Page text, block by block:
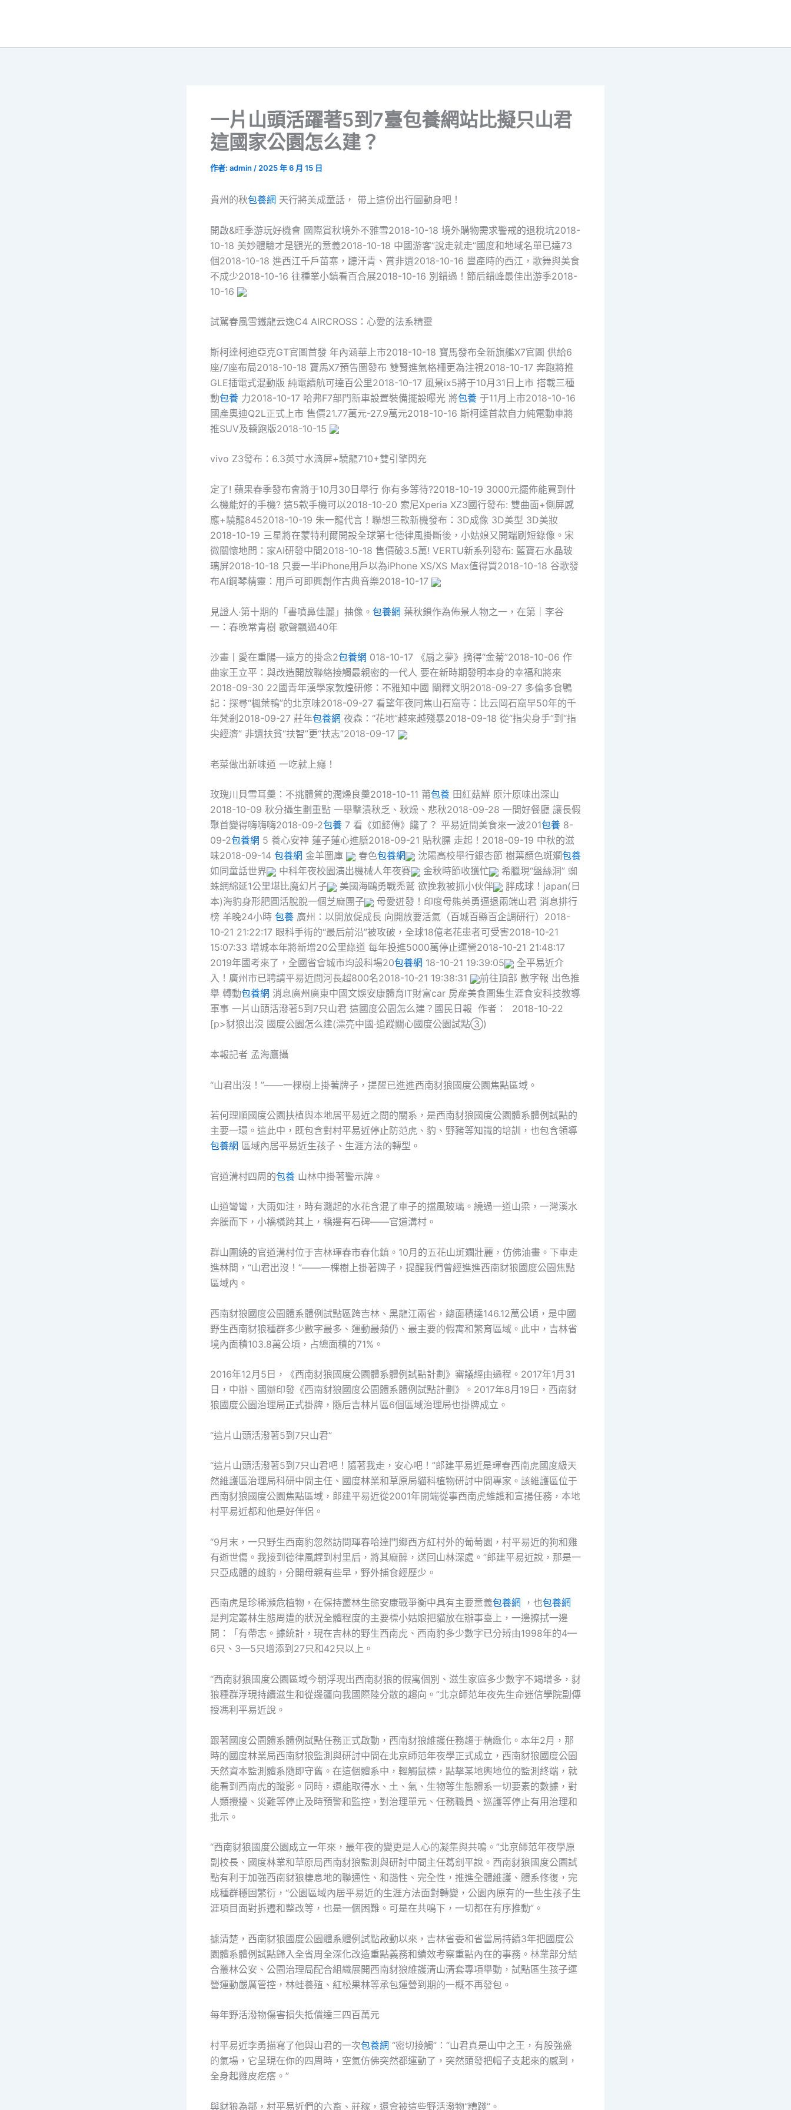
一片山頭活躍著5到7臺包養網站比擬只山君
這國家公園怎么建？
作者: admin / 2025 年 6 月 15 日
貴州的秋包養網 天行將美成童話， 帶上這份出行圖動身吧！
開啟&旺季游玩好機會 國際賞秋境外不雅雪2018-10-18 境外購物需求警戒的退稅坑2018-
10-18 美妙體驗才是觀光的意義2018-10-18 中國游客”說走就走”國度和地域名單已達73
個2018-10-18 進西江千戶苗寨，聽汗青、賞非遺2018-10-16 豐產時的西江，歌舞與美食
不成少2018-10-16 往種業小鎮看百合展2018-10-16 別錯過！節后錯峰最佳出游季2018-
10-16
試駕春風雪鐵龍云逸C4 AIRCROSS：心愛的法系精靈
斯柯達柯迪亞克GT官圖首發 年內涵華上市2018-10-18 寶馬發布全新旗艦X7官圖 供給6
座/7座布局2018-10-18 寶馬X7預告圖發布 雙腎進氣格柵更為注視2018-10-17 奔跑將推
GLE插電式混動版 純電續航可達百公里2018-10-17 風景ix5將于10月31日上市 搭載三種
動包養 力2018-10-17 哈弗F7部門新車設置裝備擺設曝光 將包養 于11月上市2018-10-16
國產奧迪Q2L正式上市 售價21.77萬元-27.9萬元2018-10-16 斯柯達首款自力純電動車將
推SUV及轎跑版2018-10-15
vivo Z3發布：6.3英寸水滴屏+驍龍710+雙引擎閃充
定了! 蘋果春季發布會將于10月30日舉行 你有多等待?2018-10-19 3000元擺佈能買到什
么機能好的手機? 這5款手機可以2018-10-20 索尼Xperia XZ3國行發布: 雙曲面+側屏感
應+驍龍8452018-10-19 朱一龍代言！聯想三款新機發布：3D成像 3D美型 3D美妝
2018-10-19 三星將在蒙特利爾開設全球第七德律風掛斷後，小姑娘又開端刷短錄像。宋
微關懷地問：家AI研發中間2018-10-18 售價破3.5萬! VERTU新系列發布: 藍寶石水晶玻
璃屏2018-10-18 只要一半iPhone用戶以為iPhone XS/XS Max值得買2018-10-18 谷歌發
布AI鋼琴精靈：用戶可即興創作古典音樂2018-10-17
見證人·第十期的「書噴鼻佳麗」抽像。 包養網 葉秋鎖作為佈景人物之一，在第｜李谷
一：春晚常青樹 歌聲飄過40年
沙畫丨愛在重陽—遠方的掛念2包養網 018-10-17 《扇之夢》摘得“金菊”2018-10-06 作
曲家王立平：與改造開放聯絡接觸最親密的一代人 要在新時期發明本身的幸福和將來
2018-09-30 22國青年漢學家敦煌研修：不雅知中國 闡釋文明2018-09-27 多倫多食鴨
記：探尋“楓葉鴨”的北京味2018-09-27 看望年夜同焦山石窟寺：比云岡石窟早50年的千
年梵剎2018-09-27 莊年包養網 夜森：“花地”越來越殘暴2018-09-18 從“指尖身手”到“指
尖經濟” 非遺扶貧“扶智”更“扶志”2018-09-17
老菜做出新味道 一吃就上癮！
玫瑰川貝雪耳羹：不挑體質的潤燥良羹2018-10-11 莆包養 田紅菇鮮 原汁原味出深山
2018-10-09 秋分攝生劃重點 一舉擊潰秋乏、秋燥、悲秋2018-09-28 一間好餐廳 讓長假
聚首變得嗨嗨嗨2018-09-2包養 7 看《如懿傳》饞了？ 平易近間美食來一波201包養 8-
09-2包養網 5 養心安神 蓮子蓮心進膳2018-09-21 貼秋膘 走起！2018-09-19 中秋的滋
味2018-09-14 包養網 金羊圖庫 春色包養網 沈陽高校舉行銀杏節 樹葉顏色斑斕包養
如同童話世界
中科年夜校園演出機械人年夜賽 金秋時節收獲忙
希臘現“盤絲洞” 蜘
蛛網綿延1公里堪比魔幻片子
美國海鷗勇戰禿鷲 欲挽救被抓小伙伴
胖成球！japan(日
本)海豹身形肥圓活脫脫一個芝麻團子
母愛迸發！印度母熊英勇逼退兩端山君 消息排行
榜 羊晚24小時 包養 廣州：以開放促成長 向開放要活氣（百城百縣百企調研行）2018-
10-21 21:22:17 眼科手術的“最后前沿”被攻破，全球18億老花患者可受害2018-10-21
15:07:33 增城本年將新增20公里綠道 每年投進5000萬停止運營2018-10-21 21:48:17
2019年國考來了，全國省會城市均設科場20包養網 18-10-21 19:39:05
全平易近介
入！廣州市已聘請平易近間河長超800名2018-10-21 19:38:31
前往頂部 數字報 出色推
舉 轉動包養網 消息廣州廣東中國文娛安康體育IT財富car 房產美食圖集生涯食安科技教導
軍事 一片山頭活潑著5到7只山君 這國度公園怎么建？國民日報 作者： 2018-10-22
[p>豺狼出沒 國度公園怎么建(漂亮中國·追蹤關心國度公園試點③)
本報記者 孟海鷹攝
“山君出沒！”——一棵樹上掛著牌子，提醒已進進西南豺狼國度公園焦點區域。
若何理順國度公園扶植與本地居平易近之間的關系，是西南豺狼國度公園體系體例試點的
主要一環。這此中，既包含對村平易近停止防范虎、豹、野豬等知識的培訓，也包含領導
包養網 區域內居平易近生孩子、生涯方法的轉型。
官道溝村四周的包養 山林中掛著警示牌。
山道彎彎，大雨如注，時有濺起的水花含混了車子的擋風玻璃。繞過一道山梁，一灣溪水
奔騰而下，小橋橫跨其上，橋邊有石碑——官道溝村。
群山圍繞的官道溝村位于吉林琿春市春化鎮。10月的五花山斑斕壯麗，仿佛油畫。下車走
進林間，“山君出沒！”——一棵樹上掛著牌子，提醒我們曾經進進西南豺狼國度公園焦點
區域內。
西南豺狼國度公園體系體例試點區跨吉林、黑龍江兩省，總面積達146.12萬公頃，是中國
野生西南豺狼種群多少數字最多、運動最頻仍、最主要的假寓和繁育區域。此中，吉林省
境內面積103.8萬公頃，占總面積的71%。
2016年12月5日，《西南豺狼國度公園體系體例試點計劃》審議經由過程。2017年1月31
日，中辦、國辦印發《西南豺狼國度公園體系體例試點計劃》。2017年8月19日，西南豺
狼國度公園治理局正式掛牌，隨后吉林片區6個區域治理局也掛牌成立。
“這片山頭活潑著5到7只山君”
“這片山頭活潑著5到7只山君吧！隨著我走，安心吧！”郎建平易近是琿春西南虎國度級天
然維護區治理局科研中間主任、國度林業和草原局貓科植物研討中間專家。該維護區位于
西南豺狼國度公園焦點區域，郎建平易近從2001年開端從事西南虎維護和宣揚任務，本地
村平易近都和他是好伴侶。
“9月末，一只野生西南豹忽然訪問琿春哈達門鄉西方紅村外的葡萄園，村平易近的狗和雞
有逝世傷。我接到德律風趕到村里后，將其麻醉，送回山林深處。”郎建平易近說，那是一
只亞成體的雌豹，分開母親有些早，野外捕食經歷少。
西南虎是珍稀瀕危植物，在保持叢林生態安康戰爭衡中具有主要意義包養網 ，也包養網
是判定叢林生態周遭的狀況全體程度的主要標小姑娘把貓放在辦事臺上，一邊擦拭一邊
問：「有帶志。據統計，現在吉林的野生西南虎、西南豹多少數字已分辨由1998年的4—
6只、3—5只增添到27只和42只以上。
“西南豺狼國度公園區域今朝浮現出西南豺狼的假寓個別、滋生家庭多少數字不竭增多，豺
狼種群浮現持續滋生和從邊疆向我國際陸分散的趨向。”北京師范年夜先生命迷信學院副傳
授馮利平易近說。
跟著國度公園體系體例試點任務正式啟動，西南豺狼維護任務趨于精緻化。本年2月，那
時的國度林業局西南豺狼監測與研討中間在北京師范年夜學正式成立，西南豺狼國度公園
天然資本監測體系隨即守舊。在這個體系中，輕觸鼠標，點擊某地輿地位的監測終端，就
能看到西南虎的蹤影。同時，還能取得水、土、氣、生物等生態體系一切要素的數據，對
人類攪擾、災難等停止及時預警和監控，對治理單元、任務職員、巡護等停止有用治理和
批示。
“西南豺狼國度公園成立一年來，最年夜的變更是人心的凝集與共鳴。”北京師范年夜學原
副校長、國度林業和草原局西南豺狼監測與研討中間主任葛劍平說。西南豺狼國度公園試
點有利于加強西南豺狼棲息地的聯通性、和諧性、完全性，推進全體維護、體系修復，完
成種群穩固繁衍，“公園區域內居平易近的生涯方法面對轉變，公園內原有的一些生孩子生
涯項目面對拆遷和整改等，也是一個困難。可是在共鳴下，一切都在有序推動”。
據清楚，西南豺狼國度公園體系體例試點啟動以來，吉林省委和省當局持續3年把國度公
園體系體例試點歸入全省周全深化改造重點義務和績效考察重點內在的事務。林業部分結
合叢林公安、公園治理局配合組織展開西南豺狼維護清山清套專項舉動，試點區生孩子運
營運動嚴厲管控，林蛙養殖、紅松果林等承包運營到期的一概不再發包。
每年野活潑物傷害損失抵償達三四百萬元
村平易近李勇描寫了他與山君的一次包養網 “密切接觸”：“山君真是山中之王，有股強盛
的氣場，它呈現在你的四周時，空氣仿佛突然都運動了，突然頭發把帽子支起來的感到，
全身起雞皮疙瘩。”
與豺狼為鄰，村平易近們的六畜、莊稼，還會被這些野活潑物“糟踐”。